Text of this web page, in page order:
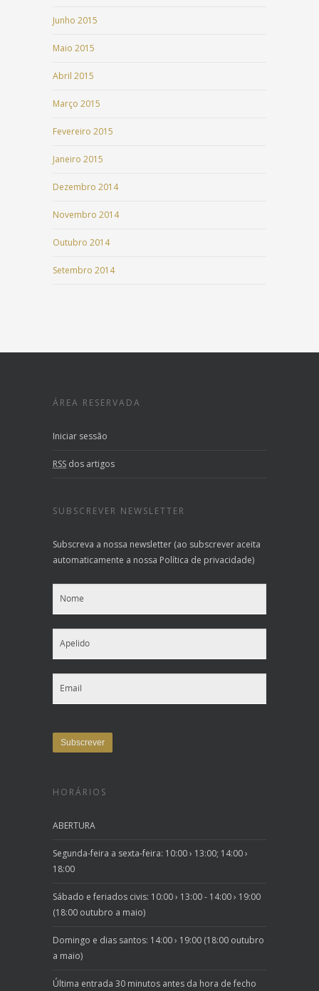
Junho 2015
Maio 2015
Abril 2015
Março 2015
Fevereiro 2015
Janeiro 2015
Dezembro 2014
Novembro 2014
Outubro 2014
Setembro 2014
ÁREA RESERVADA
Iniciar sessão
RSS dos artigos
SUBSCREVER NEWSLETTER
Subscreva a nossa newsletter (ao subscrever aceita
automaticamente a nossa Política de privacidade)
HORÁRIOS
ABERTURA
Segunda-feira a sexta-feira: 10:00 › 13:00; 14:00 ›
18:00
Sábado e feriados civis: 10:00 › 13:00 - 14:00 › 19:00
(18:00 outubro a maio)
Domingo e dias santos: 14:00 › 19:00 (18:00 outubro
a maio)
Última entrada 30 minutos antes da hora de fecho